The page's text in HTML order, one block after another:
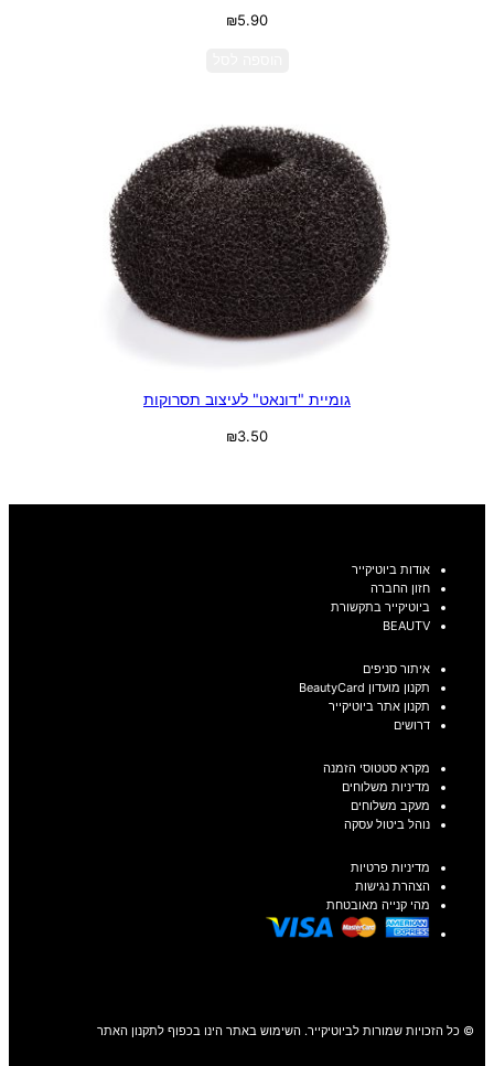
₪5.90
גומיית "דונאט" לעיצוב תסרוקות
₪3.50
אודות ביוטיקייר
חזון החברה
ביוטיקייר בתקשורת
BEAUTV
איתור סניפים
תקנון מועדון BeautyCard
תקנון אתר ביוטיקייר
דרושים
מקרא סטטוסי הזמנה
מדיניות משלוחים
מעקב משלוחים
נוהל ביטול עסקה
מדיניות פרטיות
הצהרת נגישות
מהי קנייה מאובטחת
© כל הזכויות שמורות לביוטיקייר. השימוש באתר הינו בכפוף לתקנון האתר